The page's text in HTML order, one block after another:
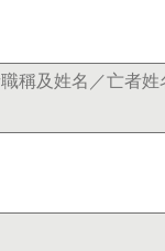
稱及姓名／亡者